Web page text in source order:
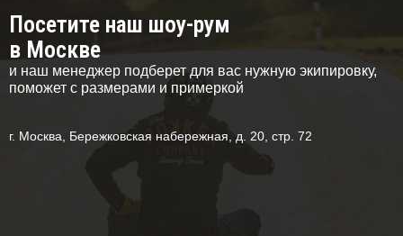
Посетите наш шоу-рум
в Москве
и наш менеджер подберет для вас нужную экипировку,
поможет с размерами и примеркой
г. Москва, Бережковская набережная, д. 20, стр. 72